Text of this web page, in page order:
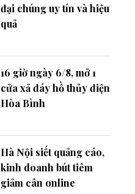
đại chúng uy tín và hiệu
quả
16 giờ ngày 6/8, mở 1
cửa xả đáy hồ thủy điện
Hòa Bình
Hà Nội siết quảng cáo,
kinh doanh bút tiêm
giảm cân online